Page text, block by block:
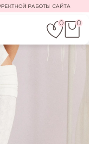
РАБОТЫ САЙТА
0 0